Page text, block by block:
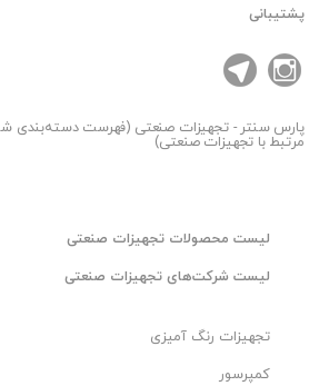
پشتیبانی
پارس سنتر- تجهیزات صنعتی (فهرست دسته‌بندی
مرتبط با تجهیزات صنعتی)
لیست محصولات تجهیزات صنعتی
لیست شرکت‌های تجهیزات صنعتی
تجهیزات رنگ آمیزی
کمپرسور